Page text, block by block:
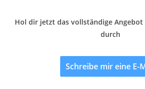
Hol dir jetzt das vollständige Angebot
durch
Schreibe mir eine E-